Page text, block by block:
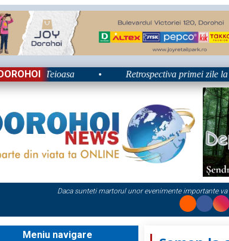
Teioasa • Retrospectiva primei zile la
Daca sunteti martorul unor evenimente importante
Meniu navigare